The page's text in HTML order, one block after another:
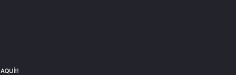
AQUÍ!!